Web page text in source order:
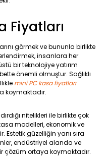
Fiyatları
görmek ve bununla birlikte
insanlara her
bir teknolojiye yatırım
önemli olmuştur. Sağlıklı
mini PC kasa fiyatları
koymaktadır.
nitelikleri ile birlikte çok
modelleri, ekonomik ve
güzelliğin yanı sıra
endüstriyel alanda ve
çözüm ortaya koymaktadır.